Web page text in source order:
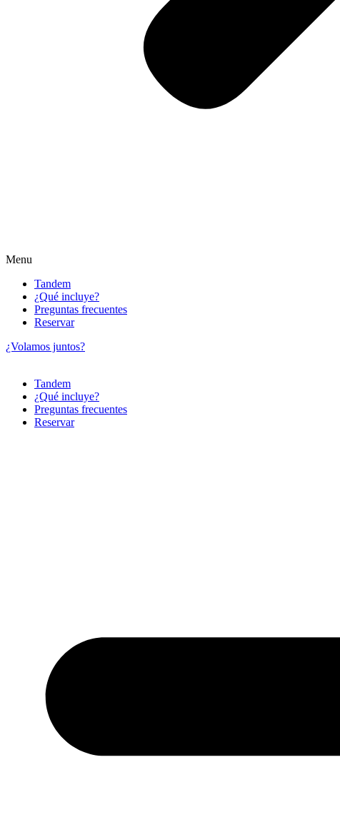
Menu
Tandem
¿Qué incluye?
Preguntas frecuentes
Reservar
¿Volamos juntos?
Tandem
¿Qué incluye?
Preguntas frecuentes
Reservar